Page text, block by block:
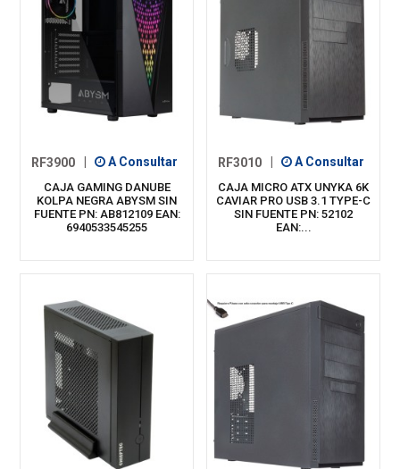
RF3900 A Consultar
CAJA GAMING DANUBE
KOLPA NEGRA ABYSM SIN
FUENTE PN: AB812109 EAN:
6940533545255
RF3010 A Consultar
CAJA MICRO ATX UNYKA 6K
CAVIAR PRO USB 3.1 TYPE-C
SIN FUENTE PN: 52102
EAN:...